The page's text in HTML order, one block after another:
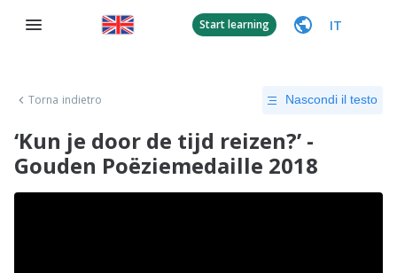
Start learning IT
Torna indietro Nascondi il testo
‘Kun je door de tijd reizen?’ -
Gouden Poëziemedaille 2018